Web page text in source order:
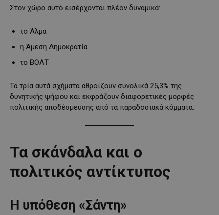
Στον χώρο αυτό εισέρχονται πλέον δυναμικά:
το Άλμα
η Άμεση Δημοκρατία
το ΒΟΛΤ
Τα τρία αυτά σχήματα αθροίζουν συνολικά 25,3% της
δυνητικής ψήφου και εκφράζουν διαφορετικές μορφές
πολιτικής αποδέσμευσης από τα παραδοσιακά κόμματα.
Τα σκάνδαλα και ο
πολιτικός αντίκτυπος
Η υπόθεση «Σάντη»